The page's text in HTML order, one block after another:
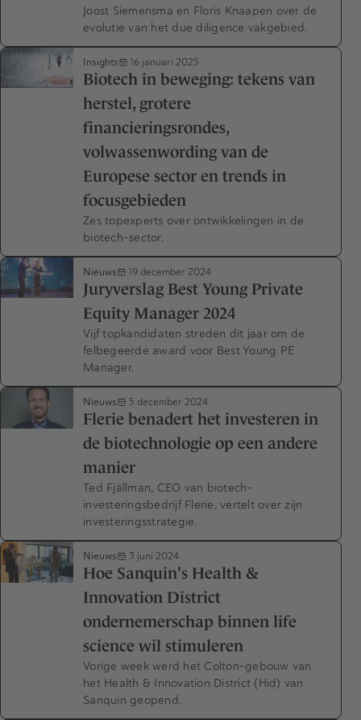
Joost Siemensma en Floris Knaapen over de
evolutie van het due diligence vakgebied.
Insights 16 januari 2025
Biotech in beweging: tekens van
herstel, grotere
financieringsrondes,
volwassenwording van de
Europese sector en trends in
focusgebieden
Zes topexperts over ontwikkelingen in de
biotech-sector.
Nieuws 19 december 2024
Juryverslag Best Young Private
Equity Manager 2024
Vijf topkandidaten streden dit jaar om de
felbegeerde award voor Best Young PE
Manager.
Nieuws 5 december 2024
Flerie benadert het investeren in
de biotechnologie op een andere
manier
Ted Fjällman, CEO van biotech-
investeringsbedrijf Flerie, vertelt over zijn
investeringsstrategie.
Nieuws 3 juni 2024
Hoe Sanquin's Health &
Innovation District
ondernemerschap binnen life
science wil stimuleren
Vorige week werd het Colton-gebouw van
het Health & Innovation District (Hid) van
Sanquin geopend.